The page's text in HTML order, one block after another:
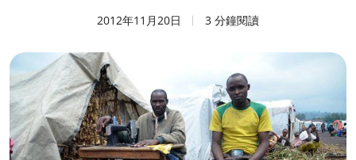
2012年11月20日 3 分鐘閱讀